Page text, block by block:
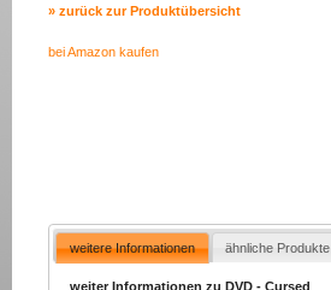
» zurück zur Produktübersicht
bei Amazon kaufen
weitere Informationen ähnliche Produkte
weiter Informationen zu DVD - Cursed